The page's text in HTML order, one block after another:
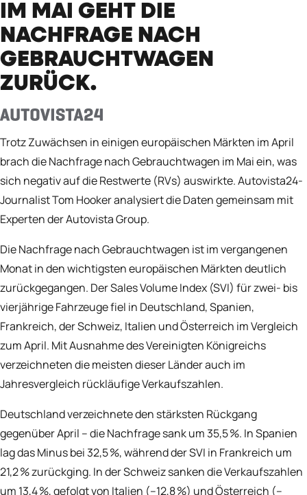
IM MAI GEHT DIE
NACHFRAGE NACH
GEBRAUCHTWAGEN
ZURÜCK.
Trotz Zuwächsen in einigen europäischen Märkten im April
brach die Nachfrage nach Gebrauchtwagen im Mai ein, was
sich negativ auf die Restwerte (RVs) auswirkte. Autovista24-
Journalist Tom Hooker analysiert die Daten gemeinsam mit
Experten der Autovista Group.
Die Nachfrage nach Gebrauchtwagen ist im vergangenen
Monat in den wichtigsten europäischen Märkten deutlich
zurückgegangen. Der Sales Volume Index (SVI) für zwei- bis
vierjährige Fahrzeuge fiel in Deutschland, Spanien,
Frankreich, der Schweiz, Italien und Österreich im Vergleich
zum April. Mit Ausnahme des Vereinigten Königreichs
verzeichneten die meisten dieser Länder auch im
Jahresvergleich rückläufige Verkaufszahlen.
Deutschland verzeichnete den stärksten Rückgang
gegenüber April – die Nachfrage sank um 35,5 %. In Spanien
lag das Minus bei 32,5 %, während der SVI in Frankreich um
21,2 % zurückging. In der Schweiz sanken die Verkaufszahlen
um 13,4 %, gefolgt von Italien (–12,8 %) und Österreich (–